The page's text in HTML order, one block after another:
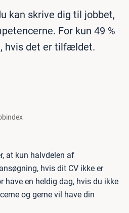
kan skrive dig til jobbet,
For kun 49 %
hvis det er tilfældet.
at kun halvdelen af
hvis dit CV ikke er
have en heldig dag, hvis du ikke
og gerne vil have din